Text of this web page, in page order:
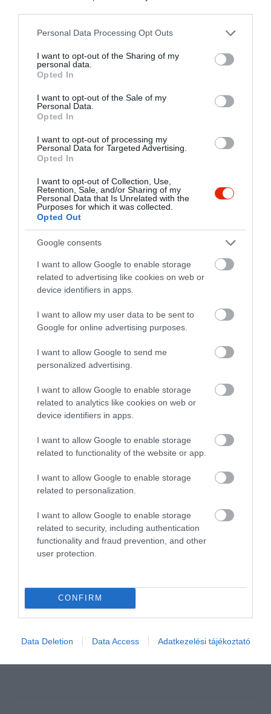
Please note that this website/app uses one or more Google
not limited to your visit or usage behaviour. You may click to
grant or deny consent to Google and its third-party tags to
use your data for below specified purposes in below Google
consent section.
Personal Data Processing Opt Outs
I want to opt-out of the Sharing of my
personal data.
Opted In
I want to opt-out of the Sale of my
Personal Data.
Opted In
I want to opt-out of processing my
Personal Data for Targeted Advertising.
Opted In
I want to opt-out of Collection, Use,
Retention, Sale, and/or Sharing of my
Personal Data that Is Unrelated with the
Purposes for which it was collected.
Opted Out
Google consents
I want to allow Google to enable storage
related to advertising like cookies on web or
device identifiers in apps.
I want to allow my user data to be sent to
Google for online advertising purposes.
I want to allow Google to send me
personalized advertising.
I want to allow Google to enable storage
related to analytics like cookies on web or
device identifiers in apps.
I want to allow Google to enable storage
related to functionality of the website or app.
I want to allow Google to enable storage
related to personalization.
I want to allow Google to enable storage
related to security, including authentication
functionality and fraud prevention, and other
user protection.
CONFIRM
Data Deletion Data Access Adatkezelési tájékoztató
4.3
Összesen 3
3 0
1 0
hg...@ms2.mailslite.com
Sajnos nem volt sem
alkoholmentes pezsgő (de
akkor a pincér miért kérdezte
meg, hogy mi legyen?), sem
Sprite-al hígított rendes sör.
Nem kellett volna azt sem
megemlítenie, hogy most friss
olajban sütik ki az ételt, hadd
olaj. Elhiszem, hogy csak jót
akart, de máskor ezt ne
mondja. Rizs száraz volt, tartár
mártás hűtőben látott
majonézt.
Jelentés
Nagyon szeretem ezt az
éttermet. Nagyon finomak az
ételek és a kiszolgálás is
áron. Csak ajánlani tudom.
A napközbeni menüs
étkeztetés is nagyon finom és
olcsó.